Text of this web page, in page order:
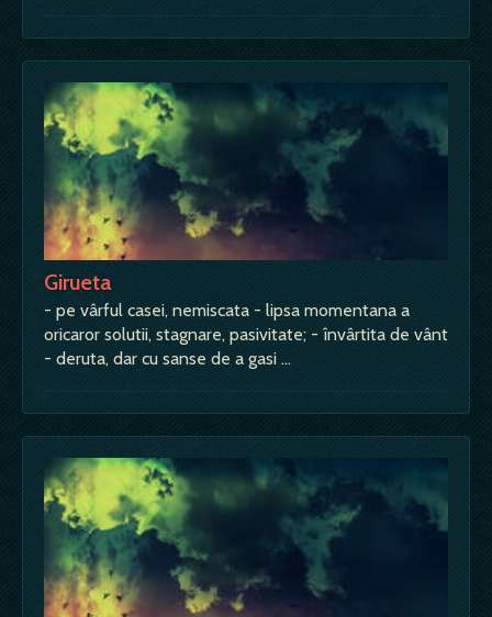
Girueta
- pe vârful casei, nemiscata - lipsa momentana a
oricaror solutii, stagnare, pasivitate; - învârtita de vânt
- deruta, dar cu sanse de a gasi …